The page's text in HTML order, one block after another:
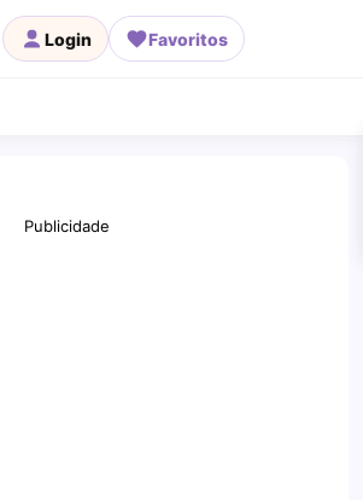
Login Favoritos
Publicidade